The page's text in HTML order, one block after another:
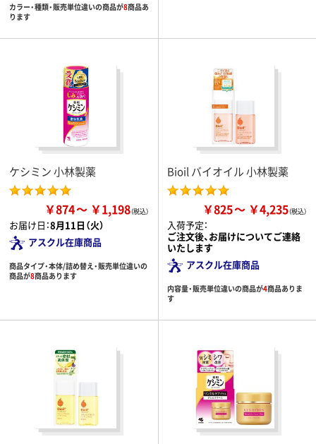
カラー・種類・販売単位違いの商品が8商品あ
ります
ケシミン 小林製薬
￥874 ￥1,198
お届け日：8月11日（火）
アスクル在庫商品
商品タイプ・本体/詰め替え・販売単位違いの
商品が8商品あります
Bioil バイオイル 小林製薬
￥825 ￥4,235
入荷予定：
ご注文後、お届けについてご連絡
いたします
アスクル在庫商品
内容量・販売単位違いの商品が4商品ありま
す